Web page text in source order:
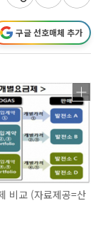
구글 선호매체 추가
비교 (자료제공=산